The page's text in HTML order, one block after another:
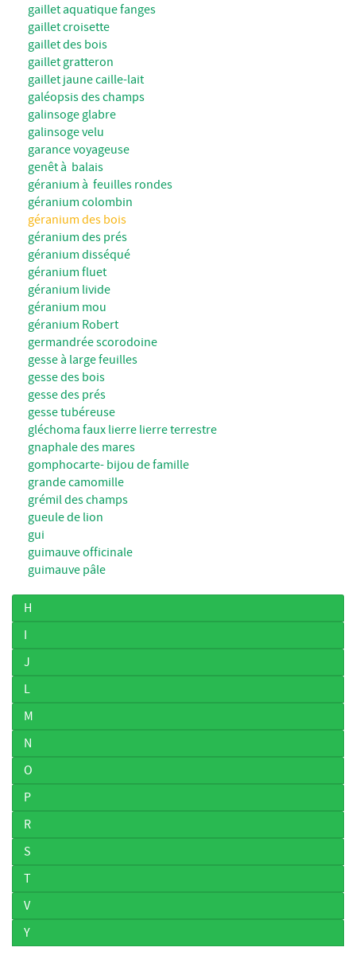
gaillet aquatique fanges
gaillet croisette
gaillet des bois
gaillet gratteron
gaillet jaune caille-lait
galéopsis des champs
galinsoge glabre
galinsoge velu
garance voyageuse
genêt à balais
géranium à feuilles rondes
géranium colombin
géranium des bois
géranium des prés
géranium disséqué
géranium fluet
géranium livide
géranium mou
géranium Robert
germandrée scorodoine
gesse à large feuilles
gesse des bois
gesse des prés
gesse tubéreuse
gléchoma faux lierre lierre terrestre
gnaphale des mares
gomphocarte- bijou de famille
grande camomille
grémil des champs
gueule de lion
gui
guimauve officinale
guimauve pâle
H
I
J
L
M
N
O
P
R
S
T
V
Y